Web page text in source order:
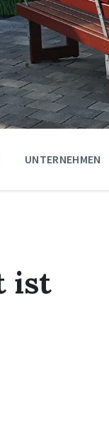
UNTERNEHMEN
ist